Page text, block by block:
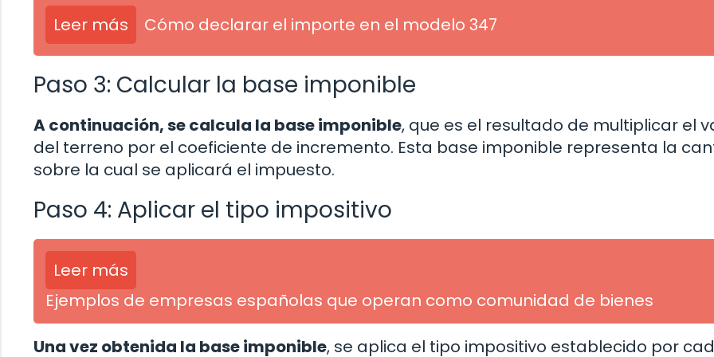
Leer más Cómo declarar el importe en el modelo 347
Paso 3: Calcular la base imponible
A continuación, se calcula la base imponible, que es el resultado de multiplicar el
del terreno por el coeficiente de incremento. Esta base imponible representa la
sobre la cual se aplicará el impuesto.
Paso 4: Aplicar el tipo impositivo
Leer más
Ejemplos de empresas españolas que operan como comunidad de bienes
Una vez obtenida la base imponible, se aplica el tipo impositivo establecido por